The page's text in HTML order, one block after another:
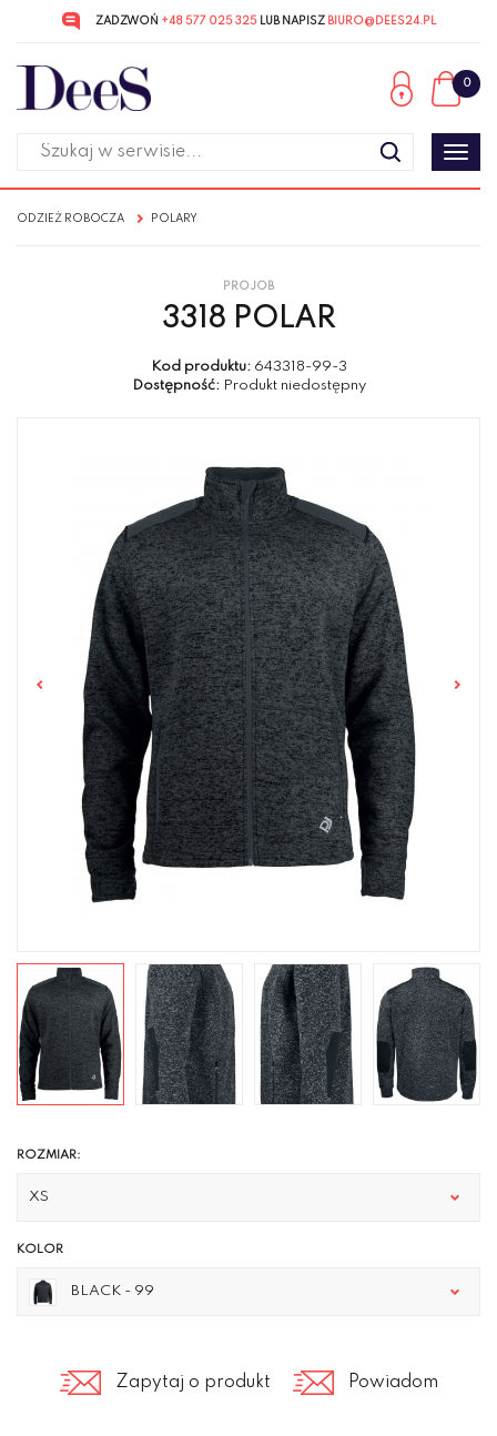
do menu
głównego
do
menu
w
ZADZWOŃ +48 577 025 325LUB NAPISZ BIURO@DEES24.PL
0
ODZIEŻ ROBOCZA POLARY
PROJOB
3318 POLAR
Kod produktu: 643318-99-3
Dostępność: Produkt niedostępny
ROZMIAR:
XS
KOLOR
BLACK - 99
Zapytaj o produkt Powiadom